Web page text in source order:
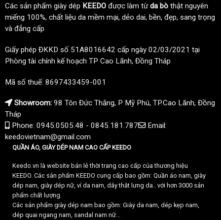
Các sản phẩm giày dép KEEDO được làm từda bò thật nguyên
miếng 100%, chất liệu da mềm mại, dẻo dai, bền, đẹp, sang trọng
và đẳng cấp
Giấy phép ĐKKD số 51A8016642 cấp ngày 02/03/2021 tại
Phòng tài chính kế hoạch TP Cao Lãnh, Đồng Tháp
Mã số thuế: 8697433459-001
Showroom: 98 Tôn Đức Thắng, P Mỹ Phú, TP.Cao Lãnh, Đồng
Tháp
Phone: 0945.0505.48 - 0845.181.787
Email:
keedovietnam@gmail.com
QUẦN ÁO, GIÀY DÉP NAM CAO CẤP KEEDO
Keedo.vn là website bán lẻ thời trang cao cấp của thương hiệu
KEEDO. Các sản phẩm KEEDO cung cấp bao gồm: Quần áo nam, giày
dép nam, giày dép nữ, ví da nam, dây thắt lưng da.. với hơn 3000 sản
phẩm chất lượng.
Các sản phẩm giày dép nam bao gồm: Giày da nam, dép kẹp nam,
dép quai ngang nam, sandal nam nữ...